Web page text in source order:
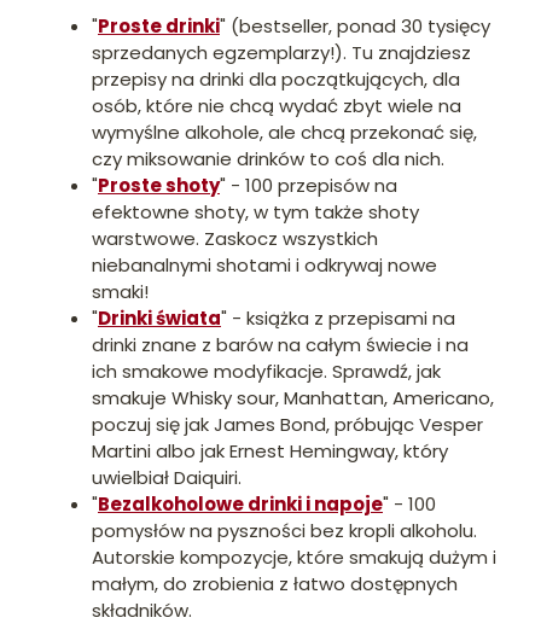
"Proste drinki" (bestseller, ponad 30 tysięcy
sprzedanych egzemplarzy!). Tu znajdziesz
przepisy na drinki dla początkujących, dla
osób, które nie chcą wydać zbyt wiele na
wymyślne alkohole, ale chcą przekonać się,
czy miksowanie drinków to coś dla nich.
"Proste shoty" - 100 przepisów na
efektowne shoty, w tym także shoty
warstwowe. Zaskocz wszystkich
niebanalnymi shotami i odkrywaj nowe
smaki!
"Drinki świata" - książka z przepisami na
drinki znane z barów na całym świecie i na
ich smakowe modyfikacje. Sprawdź, jak
smakuje Whisky sour, Manhattan, Americano,
poczuj się jak James Bond, próbując Vesper
Martini albo jak Ernest Hemingway, który
uwielbiał Daiquiri.
"Bezalkoholowe drinki i napoje" - 100
pomysłów na pyszności bez kropli alkoholu.
Autorskie kompozycje, które smakują dużym i
małym, do zrobienia z łatwo dostępnych
składników.